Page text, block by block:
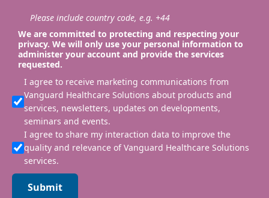
Please include country code, e.g. +44
We are committed to protecting and respecting your
privacy. We will only use your personal information to
administer your account and provide the services
requested.
I agree to receive marketing communications from
Vanguard Healthcare Solutions about products and
services, newsletters, updates on developments,
seminars and events.
I agree to share my interaction data to improve the
quality and relevance of Vanguard Healthcare Solutions
services.
Submit